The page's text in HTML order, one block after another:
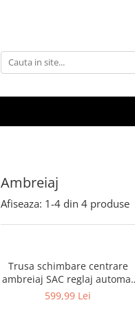
Ambreiaj
Afiseaza: 1-4 din 4 produse
Trusa schimbare centrare
ambreiaj SAC reglaj automat
(MTCXA-1041)
599,99 Lei